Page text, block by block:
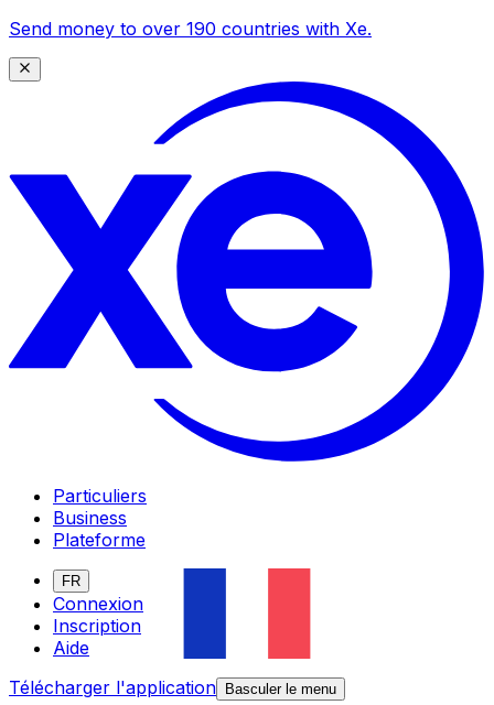
Send money to over 190 countries with Xe.
Particuliers
Business
Plateforme
FR
Connexion
Inscription
Aide
Télécharger l'application
Basculer le menu